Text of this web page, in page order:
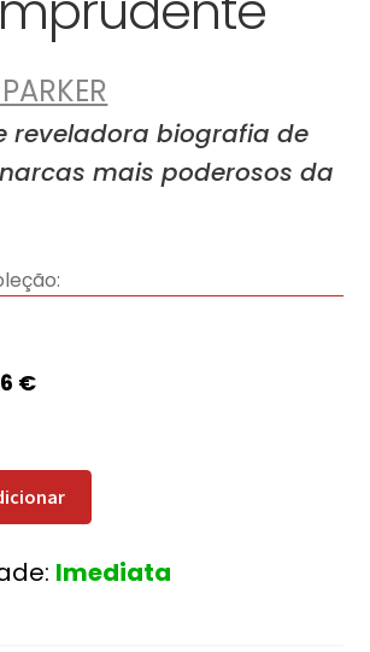
reveladora biografia de
mais poderosos da
€
Imediata